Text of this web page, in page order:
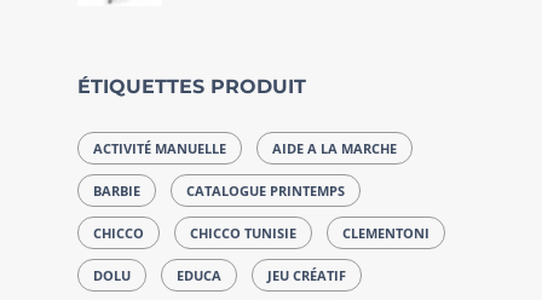
ÉTIQUETTES PRODUIT
ACTIVITÉ MANUELLE AIDE A LA MARCHE
BARBIE CATALOGUE PRINTEMPS
CHICCO CHICCO TUNISIE CLEMENTONI
DOLU EDUCA JEU CRÉATIF